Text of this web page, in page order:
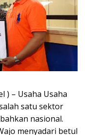
) – Usaha Usaha
satu sektor
nasional.
menyadari betul